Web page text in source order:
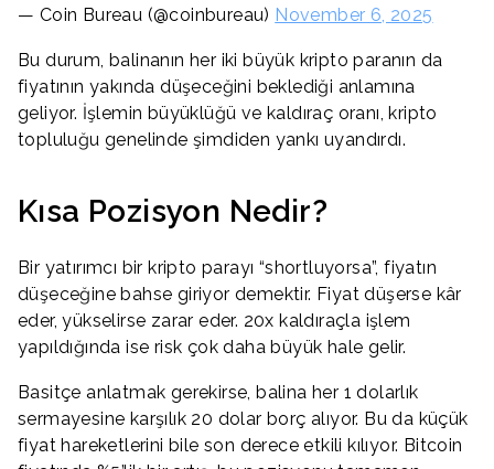
— Coin Bureau (@coinbureau) November 6, 2025
Bu durum, balinanın her iki büyük kripto paranın da
fiyatının yakında düşeceğini beklediği anlamına
geliyor. İşlemin büyüklüğü ve kaldıraç oranı, kripto
topluluğu genelinde şimdiden yankı uyandırdı.
Kısa Pozisyon Nedir?
Bir yatırımcı bir kripto parayı “shortluyorsa”, fiyatın
düşeceğine bahse giriyor demektir. Fiyat düşerse kâr
eder, yükselirse zarar eder. 20x kaldıraçla işlem
yapıldığında ise risk çok daha büyük hale gelir.
Basitçe anlatmak gerekirse, balina her 1 dolarlık
sermayesine karşılık 20 dolar borç alıyor. Bu da küçük
fiyat hareketlerini bile son derece etkili kılıyor. Bitcoin